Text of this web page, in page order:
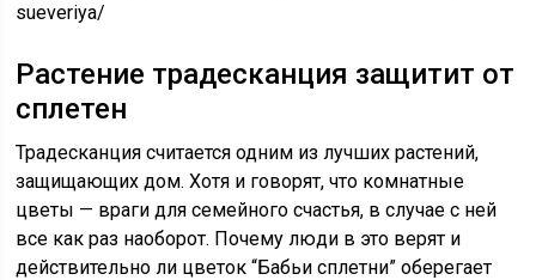
sueveriya/
Растение традесканция защитит от
сплетен
Традесканция считается одним из лучших растений,
защищающих дом. Хотя и говорят, что комнатные
цветы — враги для семейного счастья, в случае с ней
все как раз наоборот. Почему люди в это верят и
действительно ли цветок “Бабьи сплетни” оберегает